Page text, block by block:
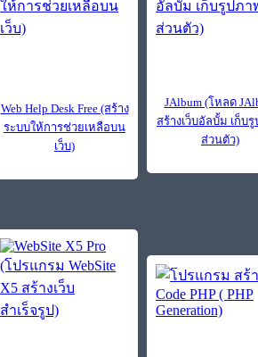
Web Help Desk Free (สร้าง
ระบบให้การช่วยเหลือบน
เว็บ)
JAlbum (โหลด
สร้างเว็บอัลบั้ม เก็บ
ส่วนตัว)